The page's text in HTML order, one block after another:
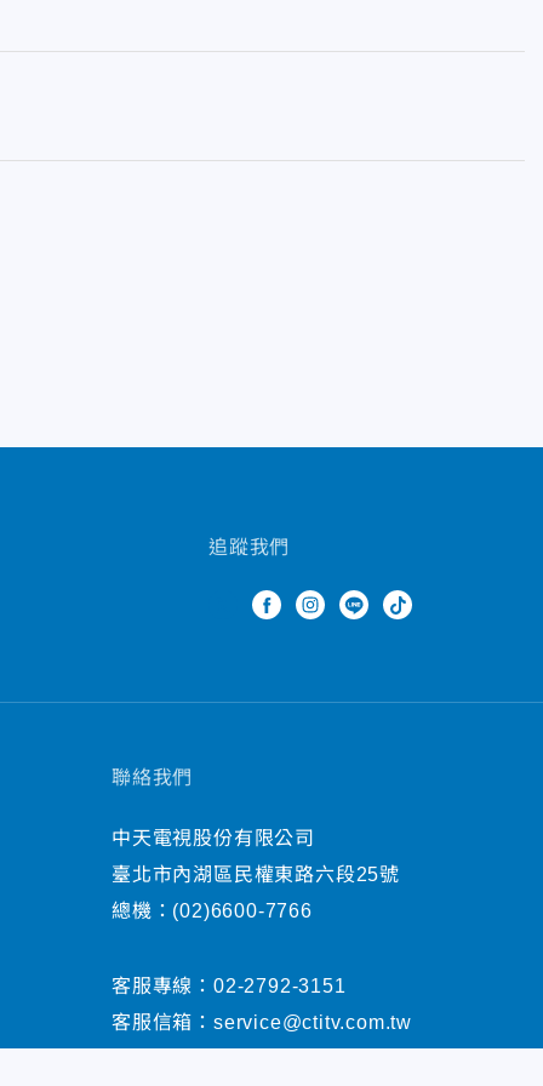
追蹤我們
聯絡我們
中天電視股份有限公司
臺北市內湖區民權東路六段25號
總機： (02)6600-7766
客服專線： 02-2792-3151
客服信箱： service@ctitv.com.tw